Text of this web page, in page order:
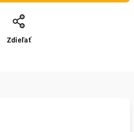
Zdieľať